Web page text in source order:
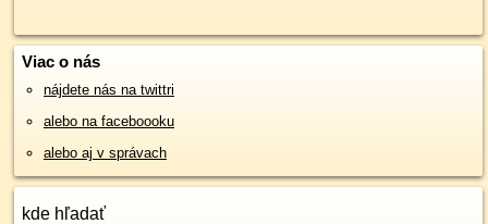
Viac o nás
nájdete nás na twittri
alebo na faceboooku
alebo aj v správach
kde hľadať